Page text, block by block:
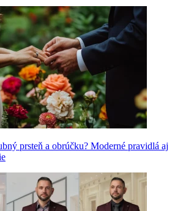
prsteň a obrúčku? Moderné pravidlá aj